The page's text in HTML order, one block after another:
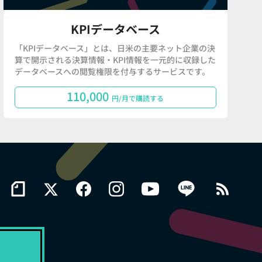
KPIデータベース
「KPIデータベース」とは、日米の主要ネット企業の決
算で開示される決算情報・KPI情報を一元的に収録した
データベースへの閲覧権限を付与するサービスです。
110,000 円/月で購読する